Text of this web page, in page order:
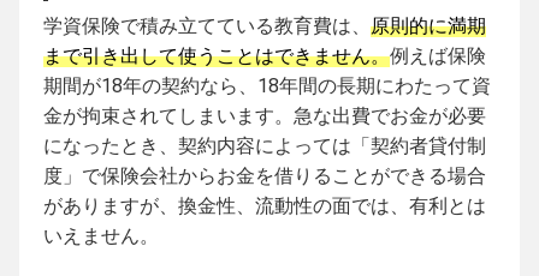
学資保険で積み立てている教育費は、 原則的に満期
まで引き出して使うことはできません。例えば保険
期間が18年の契約なら、18年間の長期にわたって資
金が拘束されてしまいます。急な出費でお金が必要
になったとき、契約内容によっては「契約者貸付制
度」で保険会社からお金を借りることができる場合
がありますが、換金性、流動性の面では、有利とは
いえません。